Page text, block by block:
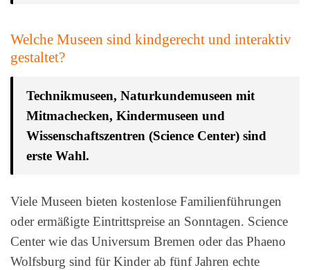
Welche Museen sind kindgerecht und interaktiv
gestaltet?
Technikmuseen, Naturkundemuseen mit
Mitmachecken, Kindermuseen und
Wissenschaftszentren (Science Center) sind
erste Wahl.
Viele Museen bieten kostenlose Familienführungen
oder ermäßigte Eintrittspreise an Sonntagen. Science
Center wie das Universum Bremen oder das Phaeno
Wolfsburg sind für Kinder ab fünf Jahren echte